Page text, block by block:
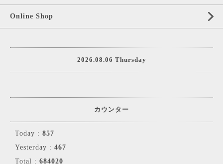
Online Shop
2026.08.06 Thursday
カウンター
Today : 857
Yesterday : 467
Total : 684020